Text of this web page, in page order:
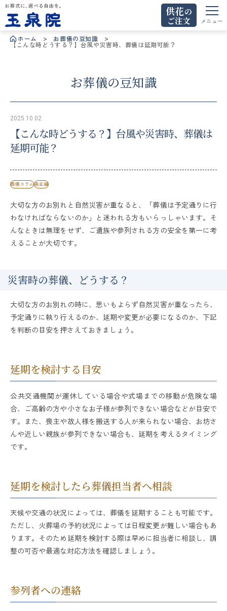
お葬式に、選べる自由を。玉泉院
供花の
ご注文
メニュー
ホーム お葬儀の豆知識
【こんな時どうする？】台風や災害時、葬儀は延期可能？
お葬儀の豆知識
2025.10.02
【こんな時どうする？】台風や災害時、葬儀は
延期可能？
葬儀コラム喪主編
大切な方のお別れと自然災害が重なると、「葬儀は予定通りに行
わなければならないのか」と迷われる方もいらっしゃいます。そ
んなときは無理をせず、ご遺族や参列される方の安全を第一に考
えることが大切です。
災害時の葬儀、どうする？
大切な方のお別れの時に、思いもよらず自然災害が重なったら、
予定通りに執り行えるのか、延期や変更が必要になるのか、下記
を判断の目安を押さえておきましょう。
延期を検討する目安
公共交通機関が運休している場合や式場までの移動が危険な場
合、ご高齢の方や小さなお子様が参列できない場合などが目安で
す。また、喪主や故人様を搬送する人が来られない場合、お坊さ
んや近しい親族が参列できない場合も、延期を考えるタイミング
です。
延期を検討したら葬儀担当者へ相談
天候や交通の状況によっては、葬儀を延期することも可能です。
ただし、火葬場の予約状況によっては日程変更が難しい場合もあ
ります。そのため延期を検討する際は早めに担当者に相談し、調
整の可否や最適な対応方法を確認しましょう。
参列者への連絡